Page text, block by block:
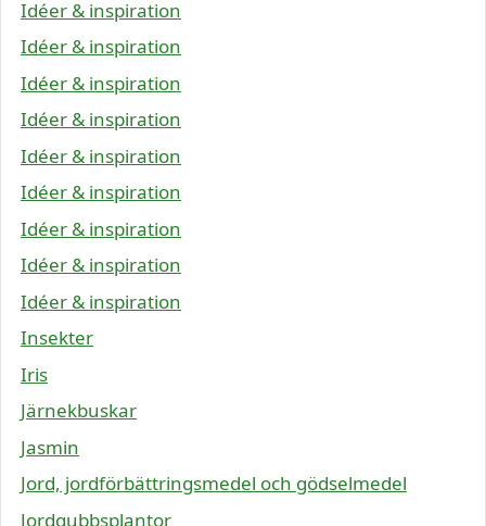
Idéer & inspiration
Idéer & inspiration
Idéer & inspiration
Idéer & inspiration
Idéer & inspiration
Idéer & inspiration
Idéer & inspiration
Idéer & inspiration
Idéer & inspiration
Insekter
Iris
Järnekbuskar
Jasmin
Jord, jordförbättringsmedel och gödselmedel
Jordgubbsplantor